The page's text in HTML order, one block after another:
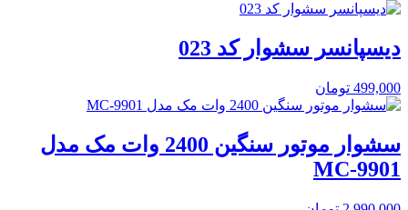
دیسپانسر سشوار کد 023
499,000 تومان
سشوار موتور سنگین 2400 وات مک مدل
MC-9901